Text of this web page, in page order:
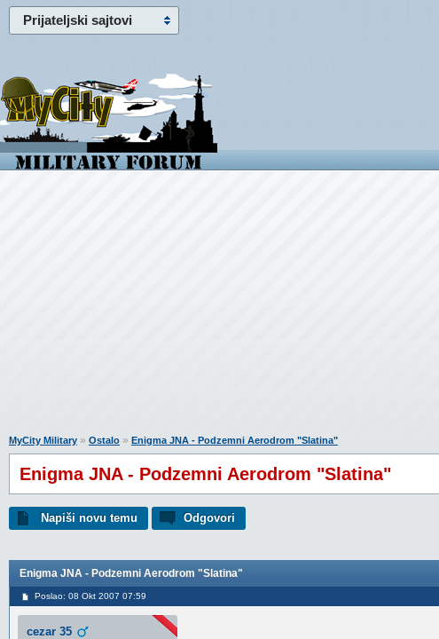
Prijateljski sajtovi
MyCity Military » Ostalo » Enigma JNA - Podzemni Aerodrom "Slatina"
Enigma JNA - Podzemni Aerodrom "Slatina"
Napiši novu temu Odgovori
Enigma JNA - Podzemni Aerodrom "Slatina"
Poslao: 08 Okt 2007 07:59
cezar 35